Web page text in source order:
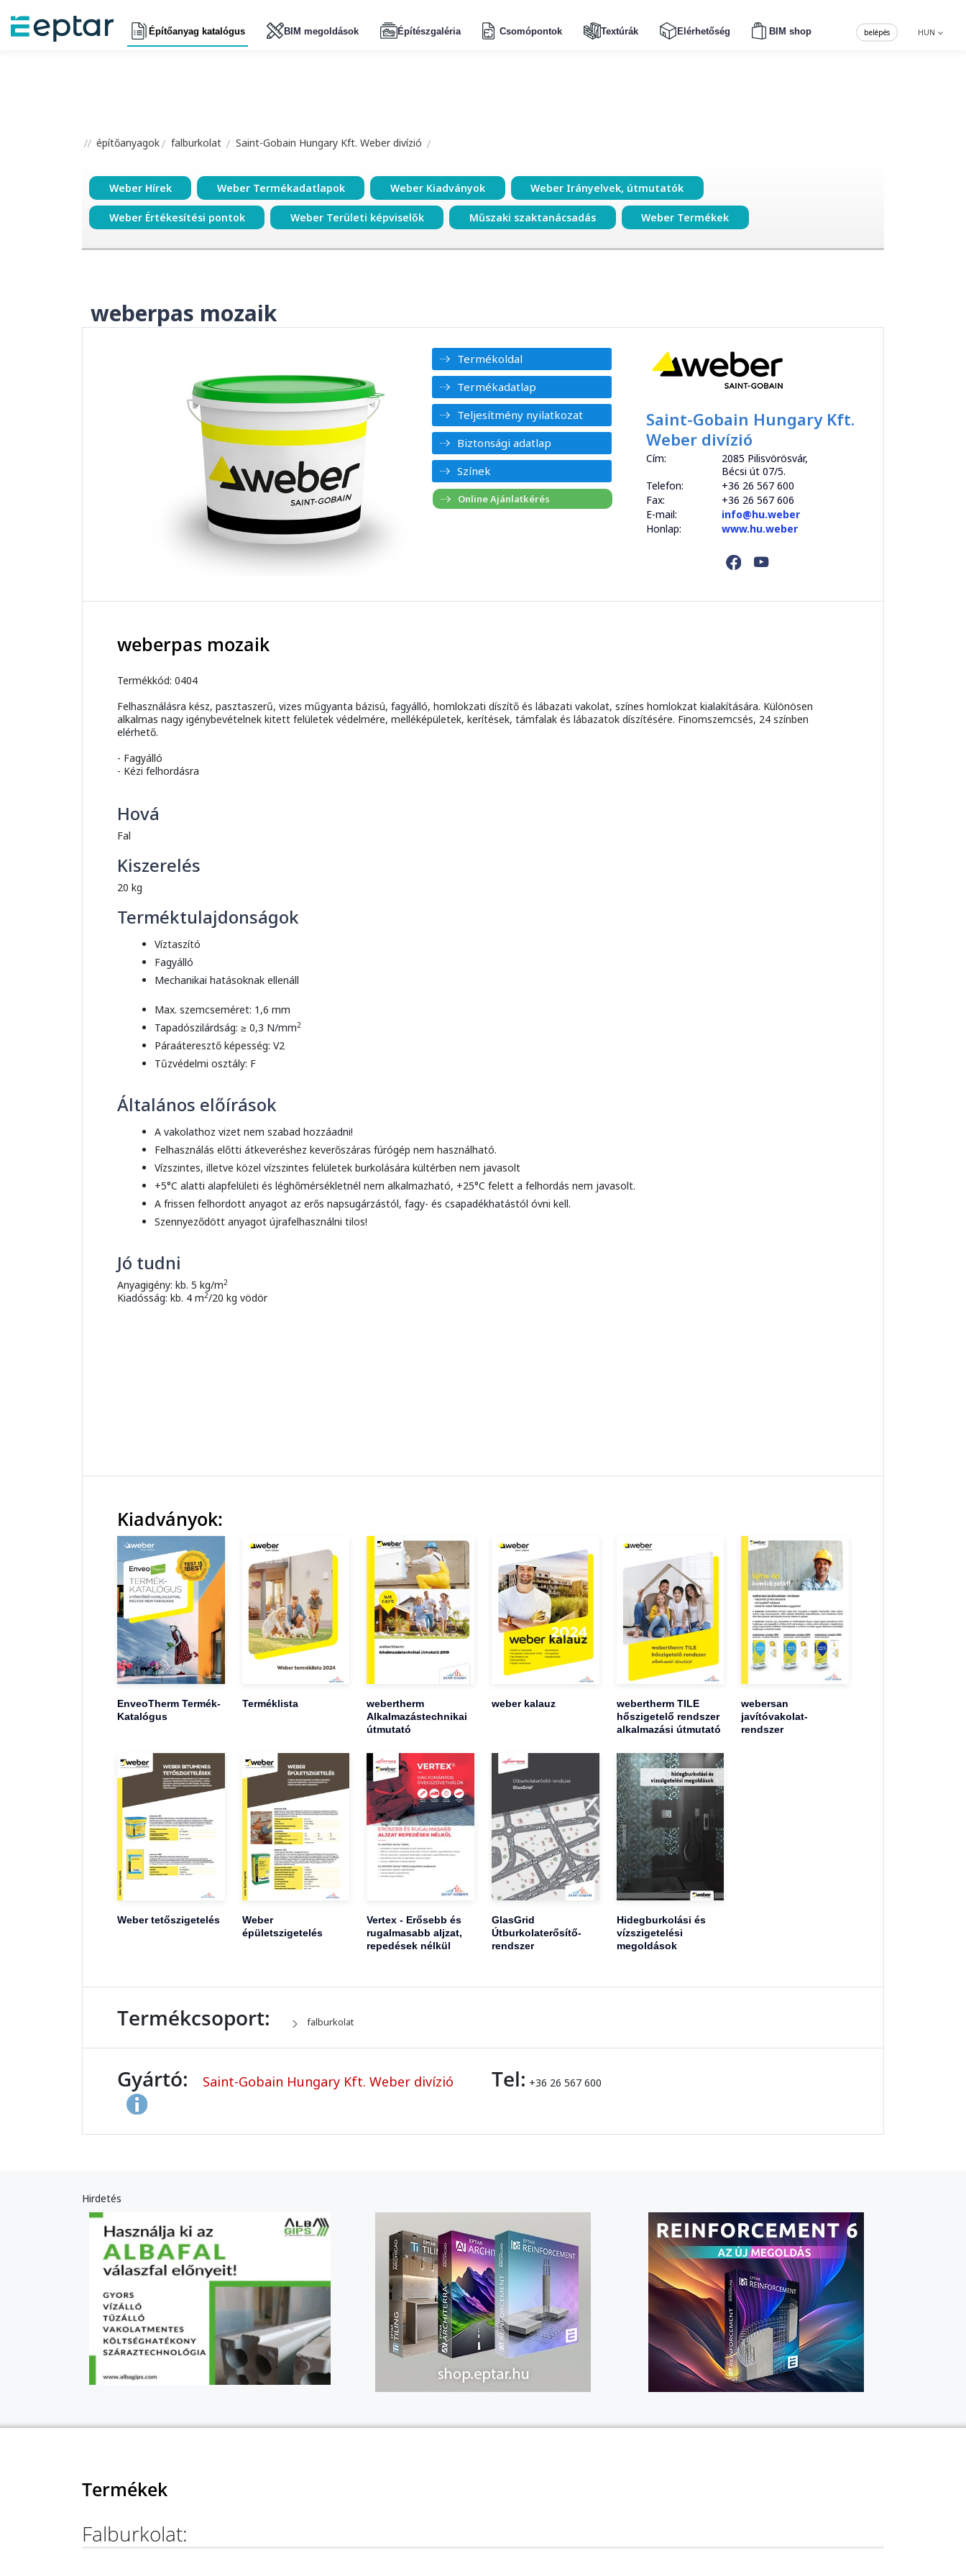
Építőanyag katalógus BIM megoldások Építészgaléria Csomópontok Textúrák Elérhetőség BIM shop HUN
belépés
építőanyagok falburkolat Saint-Gobain Hungary Kft. Weber divízió
Weber Hírek Weber Termékadatlapok Weber Kiadványok Weber Irányelvek, útmutatók
Weber Értékesítési pontok Weber Területi képviselők Műszaki szaktanácsadás Weber Termékek
weberpas mozaik
Termékoldal
Termékadatlap
Teljesítmény nyilatkozat
Biztonsági adatlap
Színek
Saint-Gobain Hungary Kft.
Weber divízió
Cím:
2085 Pilisvörösvár,
Bécsi út 07/5.
Telefon:
+36 26 567 600
Fax:
+36 26 567 606
E-mail:
info@hu.weber
Honlap:
www.hu.weber
weberpas mozaik
Termékkód: 0404
Felhasználásra kész, pasztaszerű, vizes műgyanta bázisú, fagyálló, homlokzati díszítő és lábazati vakolat, színes homlokzat kialakítására. Különösen
alkalmas nagy igénybevételnek kitett felületek védelmére, melléképületek, kerítések, támfalak és lábazatok díszítésére. Finomszemcsés, 24 színben
elérhető.
- Fagyálló
- Kézi felhordásra
Hová
Fal
Kiszerelés
20 kg
Terméktulajdonságok
Víztaszító
Fagyálló
Mechanikai hatásoknak ellenáll
Max. szemcseméret: 1,6 mm
Tapadószilárdság: ≥ 0,3 N/mm2
Páraáteresztő képesség: V2
Tűzvédelmi osztály: F
Általános előírások
A vakolathoz vizet nem szabad hozzáadni!
Felhasználás előtti átkeveréshez keverőszáras fúrógép nem használható.
Vízszintes, illetve közel vízszintes felületek burkolására kültérben nem javasolt
+5°C alatti alapfelületi és léghőmérsékletnél nem alkalmazható, +25°C felett a felhordás nem javasolt.
A frissen felhordott anyagot az erős napsugárzástól, fagy- és csapadékhatástól óvni kell.
Szennyeződött anyagot újrafelhasználni tilos!
Jó tudni
Anyagigény: kb. 5 kg/m2
Kiadósság: kb. 4 m2/20 kg vödör
Kiadványok:
EnveoTherm Termék-
Katalógus
Terméklista
webertherm
Alkalmazástechnikai
útmutató
weber kalauz
webertherm TILE
hőszigetelő rendszer
alkalmazási útmutató
webersan
javítóvakolat-
rendszer
Weber tetőszigetelés
Weber
épületszigetelés
Vertex - Erősebb és
rugalmasabb aljzat,
repedések nélkül
GlasGrid
Útburkolaterősítő-
rendszer
Hidegburkolási és
vízszigetelési
megoldások
Termékcsoport: falburkolat
Gyártó: Saint-Gobain Hungary Kft. Weber divízió Tel: +36 26 567 600
Hirdetés
Termékek
Falburkolat: